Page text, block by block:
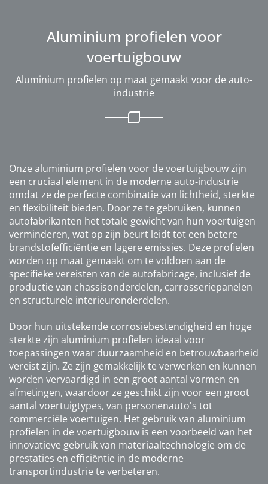
Aluminium profielen voor
voertuigbouw
Aluminium profielen op maat gemaakt voor de auto-
industrie
Onze aluminium profielen voor de voertuigbouw zijn
een cruciaal element in de moderne auto-industrie
omdat ze de perfecte combinatie van lichtheid, sterkte
en flexibiliteit bieden. Door ze te gebruiken, kunnen
autofabrikanten het totale gewicht van hun voertuigen
verminderen, wat op zijn beurt leidt tot een betere
brandstofefficiëntie en lagere emissies. Deze profielen
worden op maat gemaakt om te voldoen aan de
specifieke vereisten van de autofabricage, inclusief de
productie van chassisonderdelen, carrosseriepanelen
en structurele interieuronderdelen.
Door hun uitstekende corrosiebestendigheid en hoge
sterkte zijn aluminium profielen ideaal voor
toepassingen waar duurzaamheid en betrouwbaarheid
vereist zijn. Ze zijn gemakkelijk te verwerken en kunnen
worden vervaardigd in een groot aantal vormen en
afmetingen, waardoor ze geschikt zijn voor een groot
aantal voertuigtypes, van personenauto's tot
commerciële voertuigen. Het gebruik van aluminium
profielen in de voertuigbouw is een voorbeeld van het
innovatieve gebruik van materiaaltechnologie om de
prestaties en efficiëntie in de moderne
transportindustrie te verbeteren.